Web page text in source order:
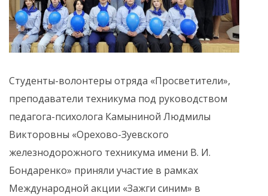
Студенты-волонтеры отряда «Просветители»,
преподаватели техникума под руководством
педагога-психолога Камыниной Людмилы
Викторовны «Орехово-Зуевского
железнодорожного техникума имени В. И.
Бондаренко» приняли участие в рамках
Международной акции «Зажги синим» в